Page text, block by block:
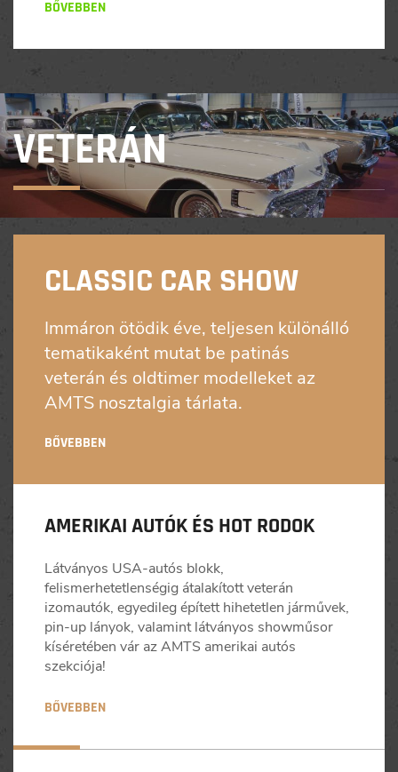
BŐVEBBEN
VETERÁN
CLASSIC CAR SHOW
Immáron ötödik éve, teljesen különálló
tematikaként mutat be patinás
veterán és oldtimer modelleket az
AMTS nosztalgia tárlata.
BŐVEBBEN
AMERIKAI AUTÓK ÉS HOT RODOK
Látványos USA-autós blokk,
felismerhetetlenségig átalakított veterán
izomautók, egyedileg épített hihetetlen járművek,
pin-up lányok, valamint látványos showműsor
kíséretében vár az AMTS amerikai autós
szekciója!
BŐVEBBEN